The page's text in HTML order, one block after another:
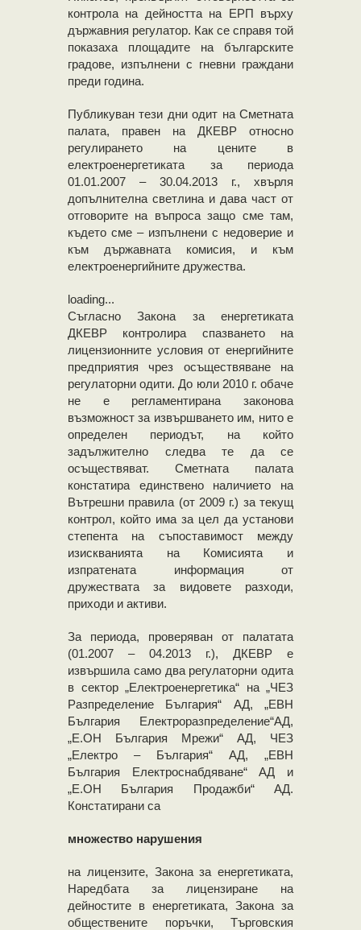
контрола на дейността на ЕРП върху
държавния регулатор. Как се справя той
показаха площадите на българските
градове, изпълнени с гневни граждани
преди година.
Публикуван тези дни одит на Сметната
палата, правен на ДКЕВР относно
регулирането на цените в
електроенергетиката за периода
01.01.2007 – 30.04.2013 г., хвърля
допълнителна светлина и дава част от
отговорите на въпроса защо сме там,
където сме – изпълнени с недоверие и
към държавната комисия, и към
електроенергийните дружества.
loading...
Съгласно Закона за енергетиката
ДКЕВР контролира спазването на
лицензионните условия от енергийните
предприятия чрез осъществяване на
регулаторни одити. До юли 2010 г. обаче
не е регламентирана законова
възможност за извършването им, нито е
определен периодът, на който
задължително следва те да се
осъществяват. Сметната палата
констатира единствено наличието на
Вътрешни правила (от 2009 г.) за текущ
контрол, който има за цел да установи
степента на съпоставимост между
изискванията на Комисията и
изпратената информация от
дружествата за видовете разходи,
приходи и активи.
За периода, проверяван от палатата
(01.2007 – 04.2013 г.), ДКЕВР е
извършила само два регулаторни одита
в сектор „Електроенергетика“ на „ЧЕЗ
Разпределение България“ АД, „ЕВН
България Електроразпределение“АД,
„Е.ОН България Мрежи“ АД, ЧЕЗ
„Електро – България“ АД, „ЕВН
България Електроснабдяване“ АД и
„Е.ОН България Продажби“ АД.
Констатирани са
множество нарушения
на лицензите, Закона за енергетиката,
Наредбата за лицензиране на
дейностите в енергетиката, Закона за
обществените поръчки, Търговския